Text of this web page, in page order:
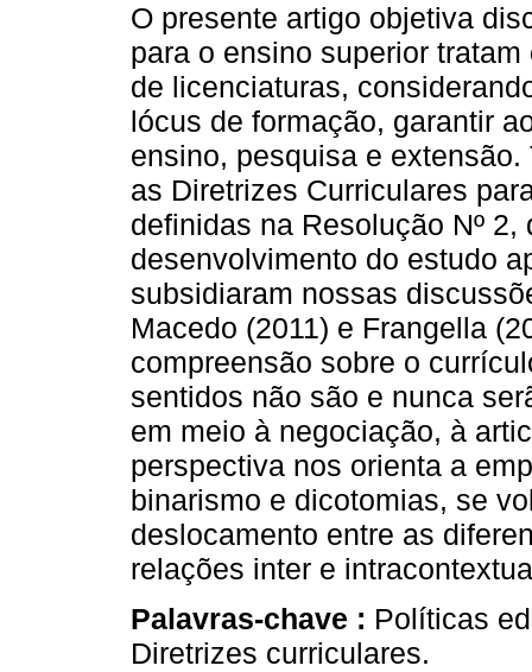
O presente artigo objetiva
para o ensino superior
de licenciaturas,
lócus de formação, garantir
ensino, pesquisa e
as Diretrizes Curriculares
definidas na Resolução Nº
desenvolvimento do estudo
subsidiaram nossas
Macedo (2011) e Frangella
compreensão sobre o
sentidos não são e nunca
em meio à negociação, à
perspectiva nos orienta a
binarismo e dicotomias, se
deslocamento entre as
relações inter e
Palavras-chave : Políticas
Diretrizes curriculares.